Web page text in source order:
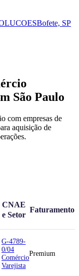
Bofete, SP
São Paulo
com empresas de
aquisição de
CNAE
e Setor
Faturamento
G-4789-
0/04
Comércio
Varejista
Premium